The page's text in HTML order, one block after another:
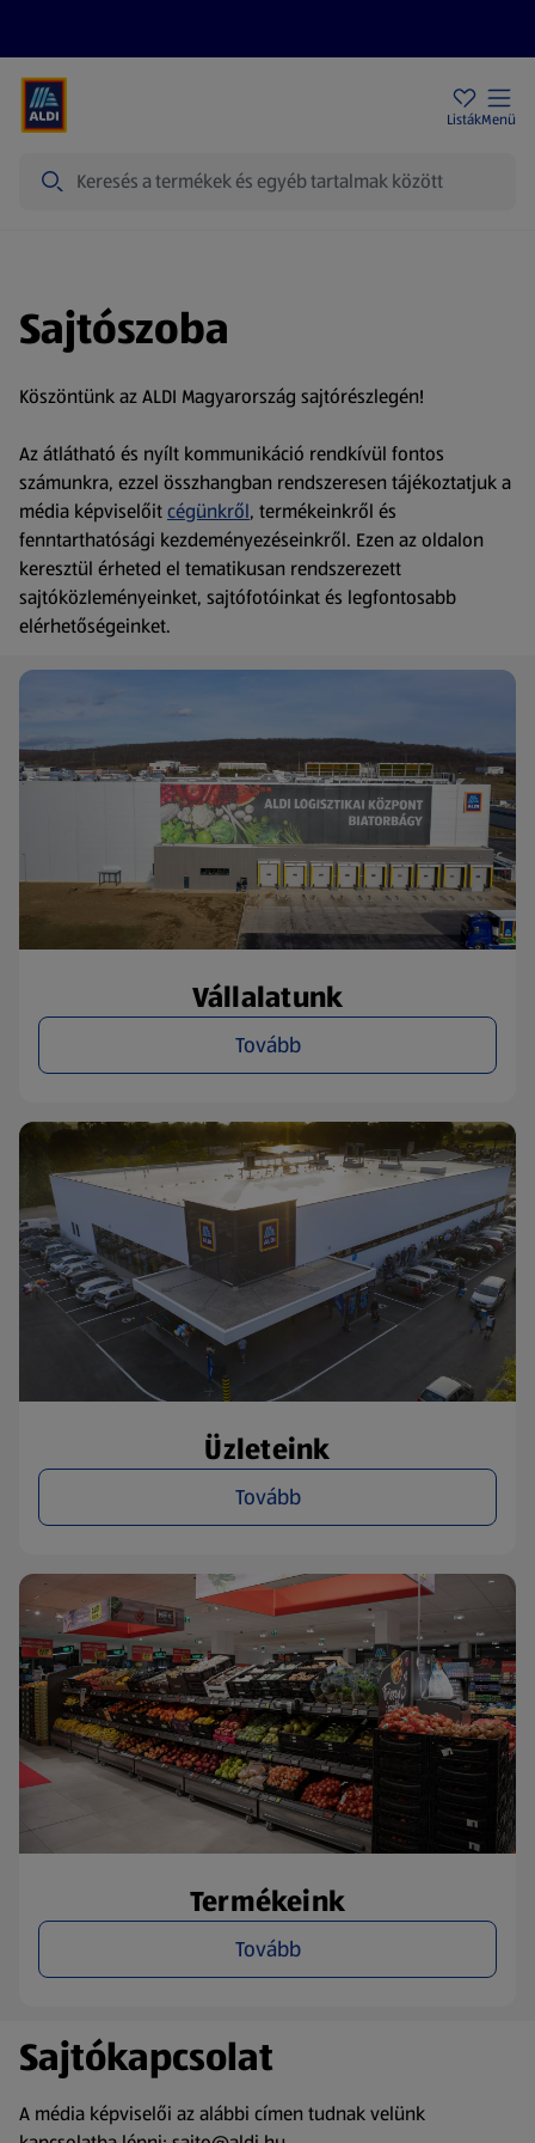
ListákMenü
Sajtószoba
Köszöntünk az ALDI Magyarország sajtórészlegén!
Az átlátható és nyílt kommunikáció rendkívül fontos
számunkra, ezzel összhangban rendszeresen tájékoztatjuk a
média képviselőitcégünkről, termékeinkről és
fenntarthatósági kezdeményezéseinkről. Ezen az oldalon
keresztül érheted el tematikusan rendszerezett
sajtóközleményeinket, sajtófotóinkat és legfontosabb
elérhetőségeinket.
Vállalatunk
Tovább
Üzleteink
Tovább
Termékeink
Tovább
Sajtókapcsolat
A média képviselői az alábbi címen tudnak velünk